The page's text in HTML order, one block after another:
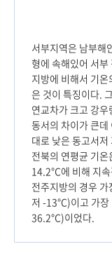
서부지역은 남부해
형에 속해있어 서
지방에 비해서 기
은 것이 특징이다.
연교차가 크고 강
동서의 차이가 큰데
대로 낮은 동고서
전북의 연평균 기
14.2°C에 비해 지
전주지방의 경우
저 -13°C)이고 가
36.2°C)이었다.